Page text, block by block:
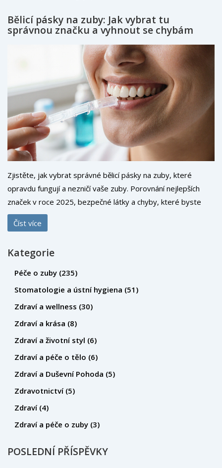
Bělicí pásky na zuby: Jak vybrat tu
správnou značku a vyhnout se chybám
Zjistěte, jak vybrat správné bělicí pásky na zuby, které
opravdu fungují a nezničí vaše zuby. Porovnání nejlepších
značek v roce 2025, bezpečné látky a chyby, které byste
měli vyhnout.
Číst více
Kategorie
Péče o zuby (235)
Stomatologie a ústní hygiena (51)
Zdraví a wellness (30)
Zdraví a krása (8)
Zdraví a životní styl (6)
Zdraví a péče o tělo (6)
Zdraví a Duševní Pohoda (5)
Zdravotnictví (5)
Zdraví (4)
Zdraví a péče o zuby (3)
POSLEDNÍ PŘÍSPĚVKY